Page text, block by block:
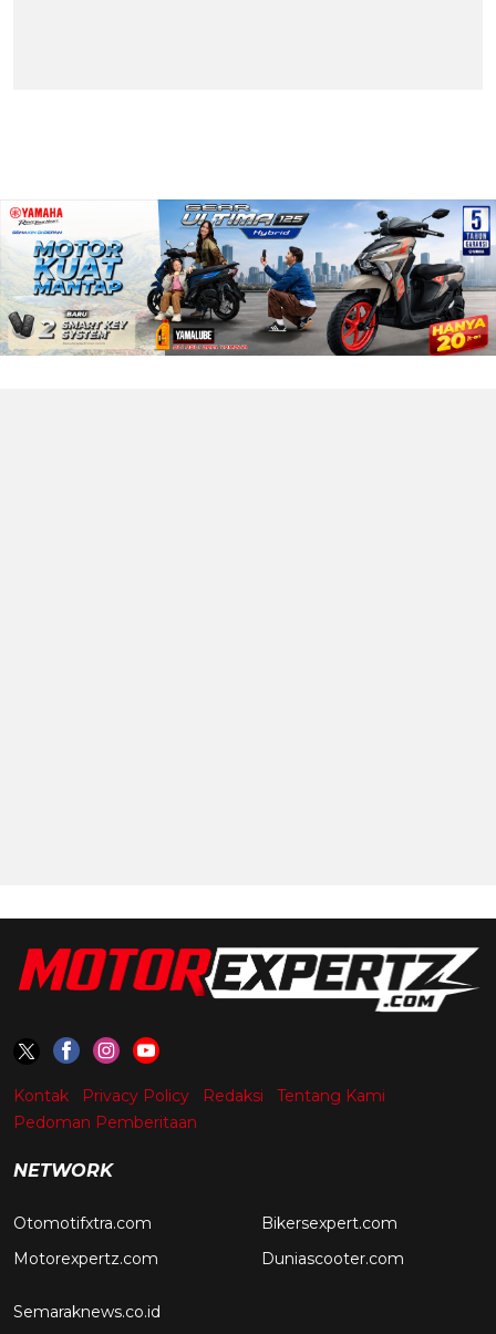
Kontak Privacy Policy Redaksi
Tentang Kami
Pedoman Pemberitaan
NETWORK
Otomotifxtra.com
Motorexpertz.com
Bikersexpert.com
Duniascooter.com
Semaraknews.co.id